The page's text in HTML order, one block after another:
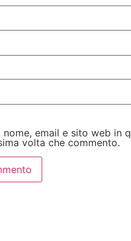
nome, email e sito web in
volta che commento.